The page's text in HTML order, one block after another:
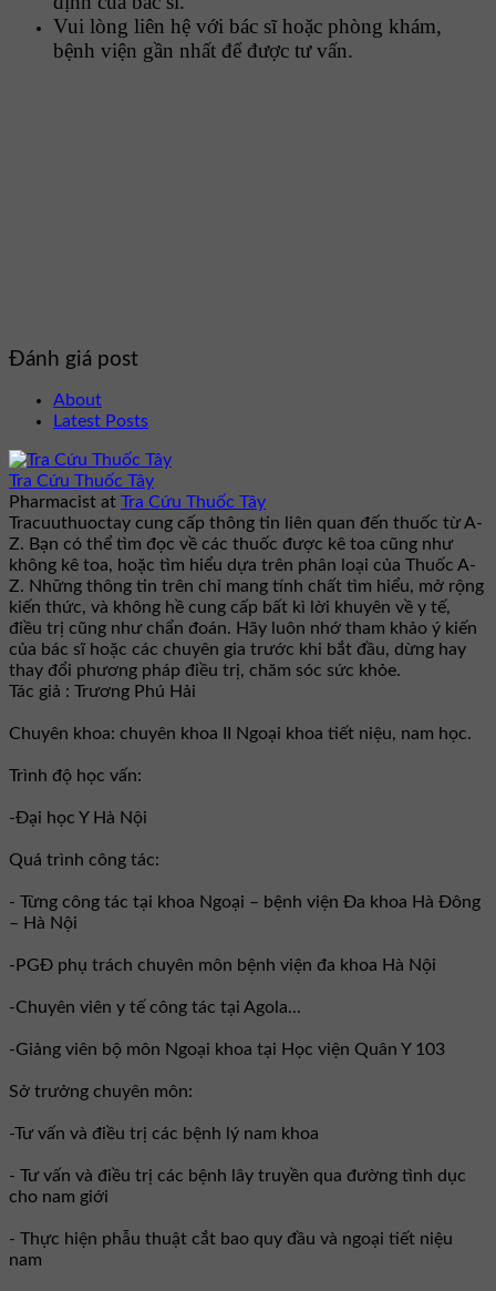
Vui lòng liên hệ với bác sĩ hoặc phòng khám,
bệnh viện gần nhất để được tư vấn.
Đánh giá post
About
Latest Posts
Tra Cứu Thuốc Tây
Pharmacist at Tra Cứu Thuốc Tây
Tracuuthuoctay cung cấp thông tin liên quan đến thuốc từ A-
Z. Bạn có thể tìm đọc về các thuốc được kê toa cũng như
không kê toa, hoặc tìm hiểu dựa trên phân loại của Thuốc A-
Z. Những thông tin trên chỉ mang tính chất tìm hiểu, mở rộng
kiến thức, và không hề cung cấp bất kì lời khuyên về y tế,
điều trị cũng như chẩn đoán. Hãy luôn nhớ tham khảo ý kiến
của bác sĩ hoặc các chuyên gia trước khi bắt đầu, dừng hay
thay đổi phương pháp điều trị, chăm sóc sức khỏe.
Tác giả : Trương Phú Hải
Chuyên khoa: chuyên khoa II Ngoại khoa tiết niệu, nam học.
Trình độ học vấn:
-Đại học Y Hà Nội
Quá trình công tác:
- Từng công tác tại khoa Ngoại – bệnh viện Đa khoa Hà Đông
– Hà Nội
-PGĐ phụ trách chuyên môn bệnh viện đa khoa Hà Nội
-Chuyên viên y tế công tác tại Agola...
-Giảng viên bộ môn Ngoại khoa tại Học viện Quân Y 103
Sở trưởng chuyên môn:
-Tư vấn và điều trị các bệnh lý nam khoa
- Tư vấn và điều trị các bệnh lây truyền qua đường tình dục
cho nam giới
- Thực hiện phẫu thuật cắt bao quy đầu và ngoại tiết niệu
nam